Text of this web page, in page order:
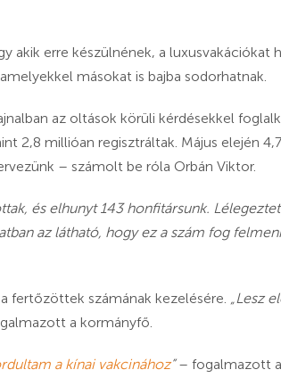
akik erre készülnének, a luxusvakációkat
másokat is bajba sodorhatnak.
az oltások körüli kérdésekkel
2,8 millióan regisztráltak. Május elején
– számolt be róla Orbán Viktor.
és elhunyt 143 honfitársunk.
az látható, hogy ez a szám fog
fertőzöttek számának kezelésére. „Lesz
a kormányfő.
a kínai vakcinához”– fogalmazott a